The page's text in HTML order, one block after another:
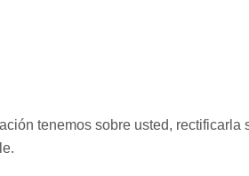
tenemos sobre usted,